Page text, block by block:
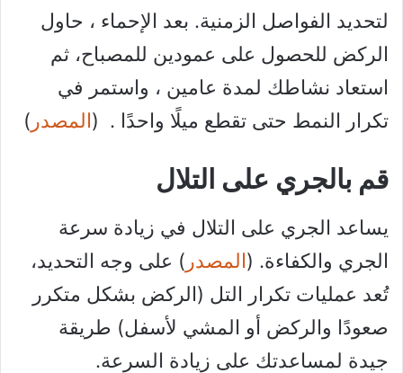
لتحديد الفواصل الزمنية. بعد الإحماء ، حاول
الركض للحصول على عمودين للمصباح، ثم
استعاد نشاطك لمدة عامين ، واستمر في
تكرار النمط حتى تقطع ميلًا واحدًا . (المصدر )
قم بالجري على التلال
يساعد الجري على التلال في زيادة سرعة
الجري والكفاءة. (المصدر ) على وجه التحديد،
تُعد عمليات تكرار التل (الركض بشكل متكرر
صعودًا والركض أو المشي لأسفل) طريقة
جيدة لمساعدتك على زيادة السرعة.